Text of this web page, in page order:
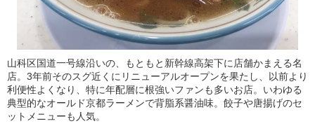
山科区国道一号線沿いの、もともと新幹線高架下に店舗かまえる名
店。3年前そのスグ近くにリニューアルオープンを果たし、以前より
利便性よくなり、特に年配層に根強いファンも多いお店。いわゆる
典型的なオールド京都ラーメンで背脂系醤油味。餃子や唐揚げのセ
ットメニューも人気。